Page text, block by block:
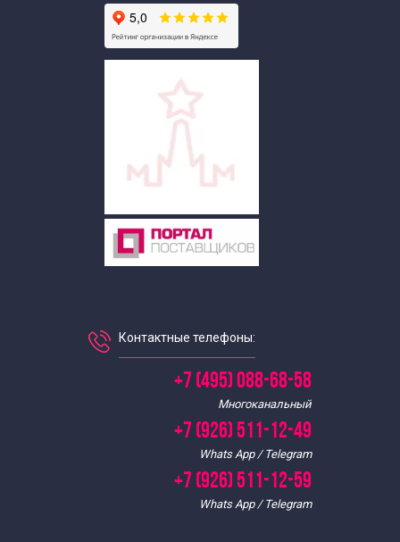
Весенние экскурсии для школьников
Военно-исторические экскурсии для школьников
Выездные экскурсии для школьников
Экскурсии для школьников в апреле
Экскурсии для школьников в феврале
Экскурсии для школьников в июле
Экскурсии для школьников в июне
Контактные телефоны:
+7 (495) 088-68-58
Многоканальный
+7 (926) 511-12-49
Whats App / Telegram
+7 (926) 511-12-59
Whats App / Telegram